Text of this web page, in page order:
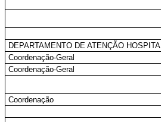
DEPARTAMENTO DE ATENÇÃO
Coordenação-Geral
Coordenação-Geral
Coordenação